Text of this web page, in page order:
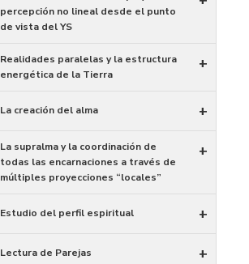
percepción no lineal desde el punto
de vista del YS
Realidades paralelas y la estructura
energética de la Tierra
+
La creación del alma +
La supralma y la coordinación de
todas las encarnaciones a través de
múltiples proyecciones “locales”
+
Estudio del perfil espiritual +
Lectura de Parejas +